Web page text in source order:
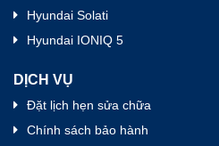
Hyundai Solati
Hyundai IONIQ 5
DỊCH VỤ
Đặt lịch hẹn sửa chữa
Chính sách bảo hành